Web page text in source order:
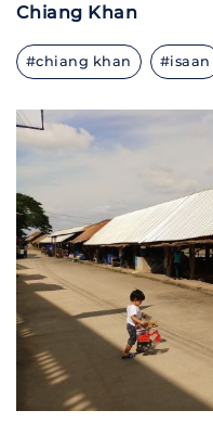
Chiang Khan
#chiang khan #isaan